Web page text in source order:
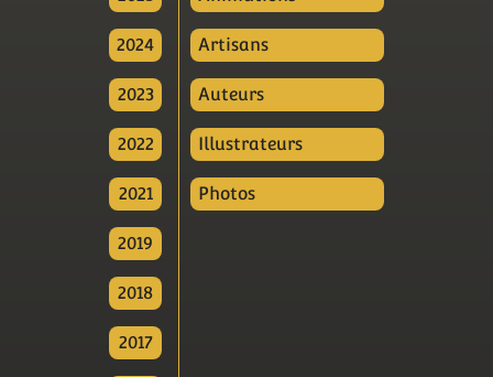
2024
2023
2022
2021
2019
2018
2017
Artisans
Auteurs
Illustrateurs
Photos